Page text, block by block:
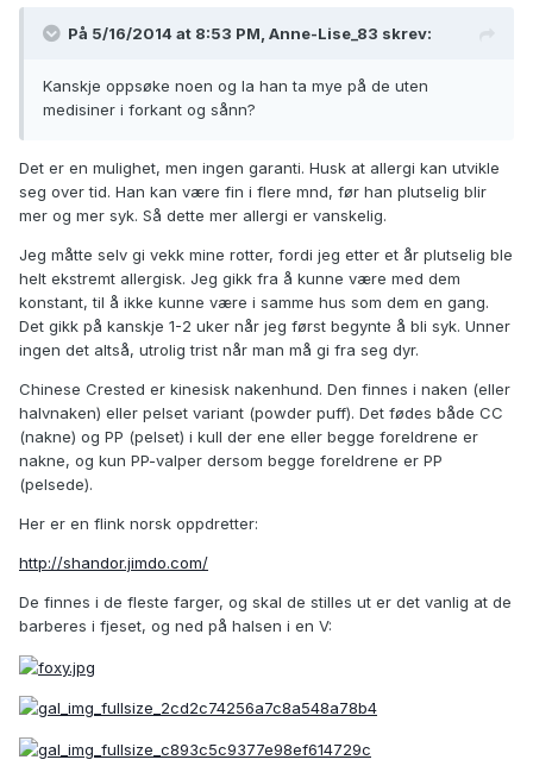
På 5/16/2014 at 8:53 PM, Anne-Lise_83 skrev:
Kanskje oppsøke noen og la han ta mye på de uten
medisiner i forkant og sånn?
Det er en mulighet, men ingen garanti. Husk at allergi kan utvikle
seg over tid. Han kan være fin i flere mnd, før han plutselig blir
mer og mer syk. Så dette mer allergi er vanskelig.
Jeg måtte selv gi vekk mine rotter, fordi jeg etter et år plutselig ble
helt ekstremt allergisk. Jeg gikk fra å kunne være med dem
konstant, til å ikke kunne være i samme hus som dem en gang.
Det gikk på kanskje 1-2 uker når jeg først begynte å bli syk. Unner
ingen det altså, utrolig trist når man må gi fra seg dyr.
Chinese Crested er kinesisk nakenhund. Den finnes i naken (eller
halvnaken) eller pelset variant (powder puff). Det fødes både CC
(nakne) og PP (pelset) i kull der ene eller begge foreldrene er
nakne, og kun PP-valper dersom begge foreldrene er PP
(pelsede).
Her er en flink norsk oppdretter:
http://shandor.jimdo.com/
De finnes i de fleste farger, og skal de stilles ut er det vanlig at de
barberes i fjeset, og ned på halsen i en V: